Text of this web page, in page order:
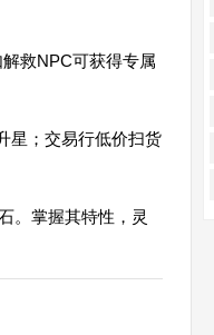
救NPC可获得专属
星；交易行低价扫货
。掌握其特性，灵